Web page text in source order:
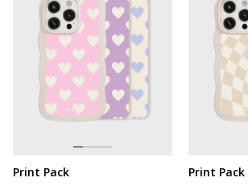
Print Pack Print Pack